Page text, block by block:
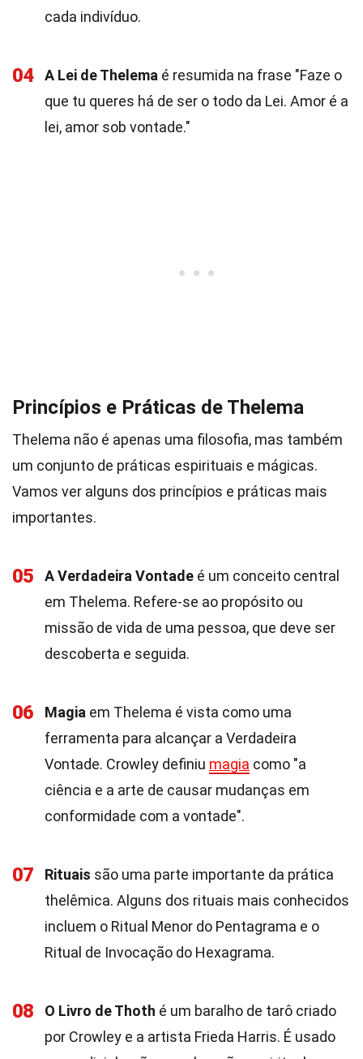
cada indivíduo.
04 A Lei de Thelema é resumida na frase "Faze o
que tu queres há de ser o todo da Lei. Amor é a
lei, amor sob vontade."
Princípios e Práticas de Thelema
Thelema não é apenas uma filosofia, mas também
um conjunto de práticas espirituais e mágicas.
Vamos ver alguns dos princípios e práticas mais
importantes.
05 A Verdadeira Vontade é um conceito central
em Thelema. Refere-se ao propósito ou
missão de vida de uma pessoa, que deve ser
descoberta e seguida.
06 Magia em Thelema é vista como uma
ferramenta para alcançar a Verdadeira
Vontade. Crowley definiu magia como "a
ciência e a arte de causar mudanças em
conformidade com a vontade".
07 Rituais são uma parte importante da prática
thelêmica. Alguns dos rituais mais conhecidos
incluem o Ritual Menor do Pentagrama e o
Ritual de Invocação do Hexagrama.
08 O Livro de Thoth é um baralho de tarô criado
por Crowley e a artista Frieda Harris. É usado